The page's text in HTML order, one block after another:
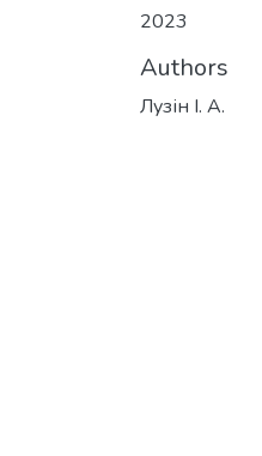
2023
Authors
Лузін І. А.